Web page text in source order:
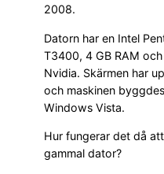
2008.
Datorn har en Intel
T3400, 4 GB RAM
Nvidia. Skärmen har
och maskinen
Windows Vista.
Hur fungerar det då
gammal dator?